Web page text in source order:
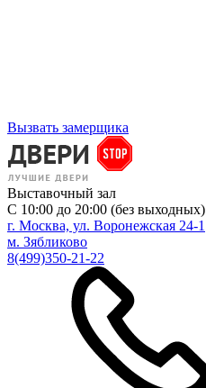
Вызвать замерщика
Выставочный зал
С 10:00 до 20:00 (без выходных)
г. Москва, ул. Воронежская 24-1
м. Зябликово
8(499)350-21-22